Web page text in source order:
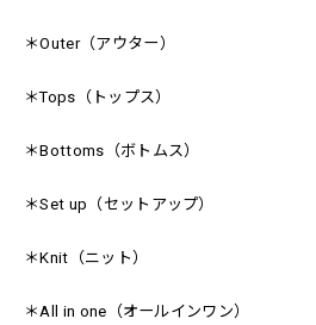
＊Outer（アウター）
＊Tops（トップス）
＊Bottoms（ボトムス）
＊Set up（セットアップ）
＊Knit（ニット）
＊All in one（オールインワン）